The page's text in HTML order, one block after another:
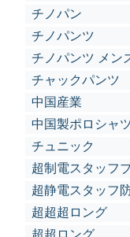
チノパン
チノパンツ
チノパンツ メン
チャックパンツ
中国産業
中国製ポロシャ
チュニック
超制電スタッフ
超静電スタッフ
超超超ロング